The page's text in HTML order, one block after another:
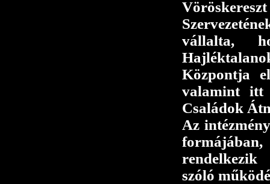
vállalta,
Központja
valamint itt
Családok
Az
szóló